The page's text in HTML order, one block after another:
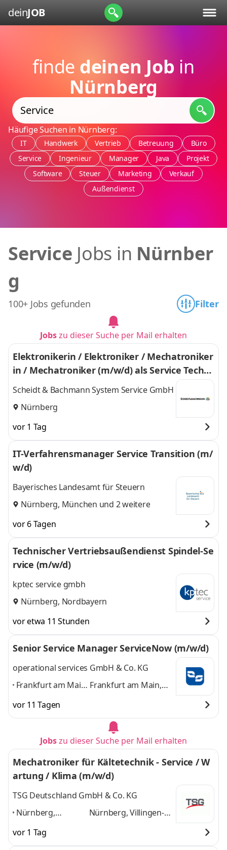
deinJOB
finde deinen Job in
Nürnberg
Häufige Suchen in Nürnberg:
IT Handwerk Vertrieb Betreuung
Büro
Service
Ingenieur Manager Java
Projekt
Software
Steuer Marketing
Verkauf
Außendienst
Service Jobs in Nürnber
g
100+ Jobs gefunden Filter
Jobszu dieser Suche per Mail erhalten
Elektronikerin / Elektroniker / Mechatroniker
in / Mechatroniker (m/w/d) als Service Techni
ker Kassensysteme
Scheidt & Bachmann System Service GmbH
Nürnberg
vor 1 Tag
IT-Verfahrensmanager Service Transition (m/
w/d)
Bayerisches Landesamt für Steuern
Nürnberg, München und 2 weitere
vor 6 Tagen
Technischer Vertriebsaußendienst Spindel-Se
rvice (m/w/d)
kptec service gmbh
Nürnberg, Nordbayern
vor etwa 11 Stunden
Senior Service Manager ServiceNow (m/w/d)
operational services GmbH & Co. KG
Frankfurt am Main,
Hamburg,
Leinfelden-
München,
Nürnberg,
Frankfurt am Main,
Echterdingen,
München, Nürnberg
und 5 weitere
vor 11 Tagen
Jobszu dieser Suche per Mail erhalten
Mechatroniker für Kältetechnik - Service / W
artung / Klima (m/w/d)
TSG Deutschland GmbH & Co. KG
Nürnberg,
Schwenningen,
Nürnberg, Villingen-
vor 1 Tag